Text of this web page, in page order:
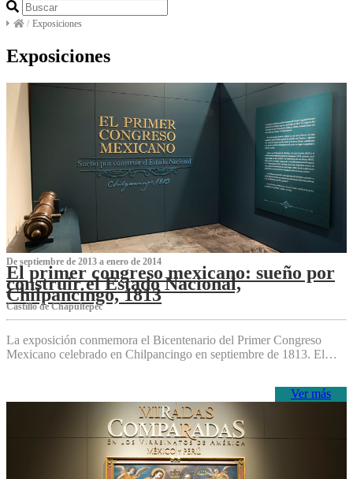
/ Exposiciones
Exposiciones
De septiembre de 2013 a enero de 2014
El primer congreso mexicano: sueño por
construir el Estado Nacional,
Chilpancingo, 1813
Castillo de Chapultepec
La exposición conmemora el Bicentenario del Primer Congreso
Mexicano celebrado en Chilpancingo en septiembre de 1813. El…
Ver más